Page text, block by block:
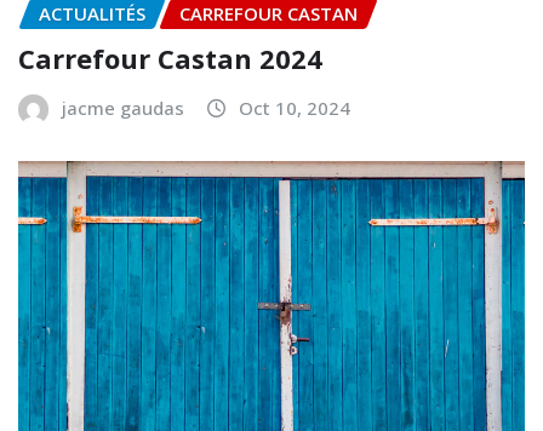
ACTUALITÉS CARREFOUR CASTAN
Carrefour Castan 2024
jacme gaudas Oct 10, 2024